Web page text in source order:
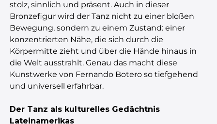
stolz, sinnlich und präsent. Auch in dieser
Bronzefigur wird der Tanz nicht zu einer bloßen
Bewegung, sondern zu einem Zustand: einer
konzentrierten Nähe, die sich durch die
Körpermitte zieht und über die Hände hinaus in
die Welt ausstrahlt. Genau das macht diese
Kunstwerke von Fernando Botero so tiefgehend
und universell erfahrbar.
Der Tanz als kulturelles Gedächtnis
Lateinamerikas